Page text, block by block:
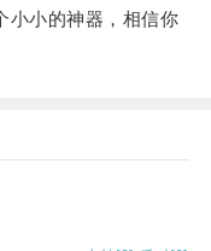
小的神器，相信你